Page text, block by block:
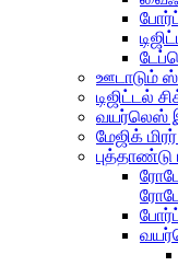
ஊடாடும்
டிஜிட்டல்
வயர்லெஸ்
மேஜிக்
புத்தாண்டு